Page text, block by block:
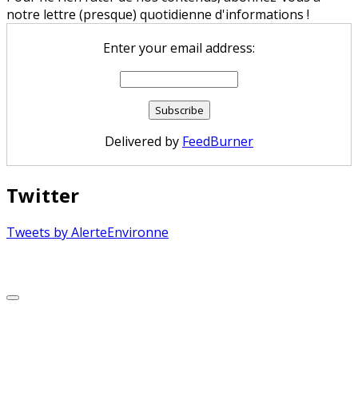
notre lettre (presque) quotidienne d'informations !
Enter your email address:
Delivered by FeedBurner
Twitter
Tweets by AlerteEnvironne
Scroll